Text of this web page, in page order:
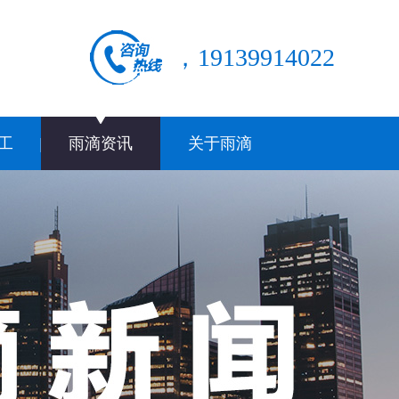
，19139914022
雨滴资讯 关于雨滴